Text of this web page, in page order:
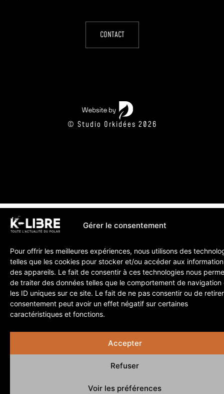
Gérer le consentement
Pour offrir les meilleures expériences, nous utilisons des
telles que les cookies pour stocker et/ou accéder aux
des appareils. Le fait de consentir à ces technologies nous
de traiter des données telles que le comportement de navigation
les ID uniques sur ce site. Le fait de ne pas consentir ou de
consentement peut avoir un effet négatif sur certaines
caractéristiques et fonctions.
Accepter
Refuser
Voir les préférences
CONTACT
© Studio Orkidées 2026